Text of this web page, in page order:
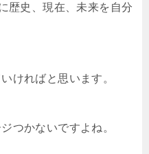
歴史、現在、未来を自分
ければと思います。
つかないですよね。